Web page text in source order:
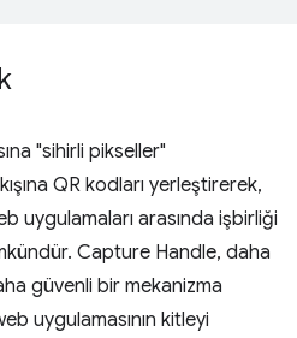
"sihirli pikseller"
QR kodları yerleştirerek,
uygulamaları arasında işbirliği
Capture Handle, daha
güvenli bir mekanizma
uygulamasının kitleyi